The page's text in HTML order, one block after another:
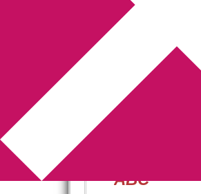
Gästinlägg
You are here:Home
Så var
ABC